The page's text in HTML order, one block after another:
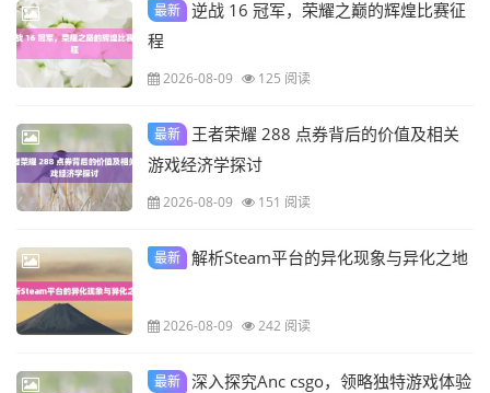
最新 逆战 16 冠军，荣耀之巅的辉煌比赛征
程
2026-08-09 125 阅读
最新
王者荣耀 288 点券背后的价值及相关
游戏经济学探讨
2026-08-09 151 阅读
最新 解析Steam平台的异化现象与异化之地
2026-08-09 242 阅读
最新 深入探究Anc csgo，领略独特游戏体验